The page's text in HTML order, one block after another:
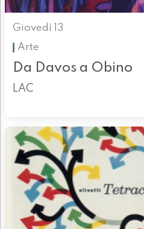
Giovedì 13
Arte
Da Davos a Obino
LAC